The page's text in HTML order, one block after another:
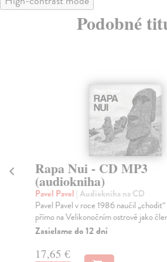
Podobné
Rapa Nui - CD MP3
(audiokniha)
Pavel Pavel | Audiokniha na CD
Pavel Pavel v roce 1986 naučil
přímo na Velikonočním ostrově jako
Zasielame do 12 dní
17,65 €